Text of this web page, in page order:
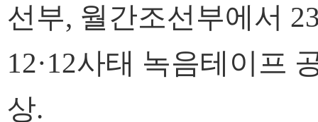
선부, 월간조선부에서
12·12사태 녹음테이프
상.